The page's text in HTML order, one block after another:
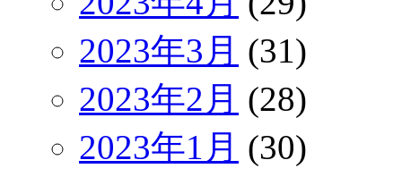
2023年3月 (31)
2023年2月 (28)
2023年1月 (30)